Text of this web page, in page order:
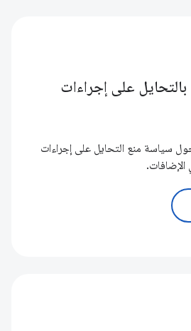
بالتحايل على إجراءات
سياسة منع التحايل على إجراءات
الإضافات.